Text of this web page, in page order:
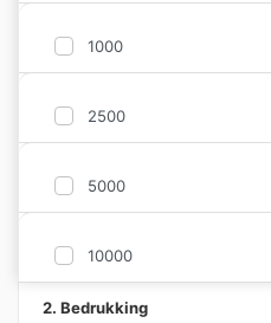
1000
2500
5000
10000
2. Bedrukking